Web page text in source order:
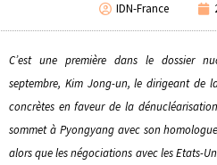
IDN-France
C’est une première dans le dossier
septembre, Kim Jong-un, le dirigeant de
concrètes en faveur de la
sommet à Pyongyang avec son
alors que les négociations avec les Etats-